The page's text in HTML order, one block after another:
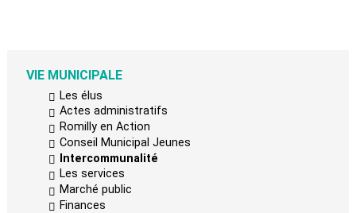
VIE MUNICIPALE
Les élus
Actes administratifs
Romilly en Action
Conseil Municipal Jeunes
Intercommunalité
Les services
Marché public
Finances